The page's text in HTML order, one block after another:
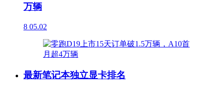
万辆
8 05.02
最新笔记本独立显卡排名